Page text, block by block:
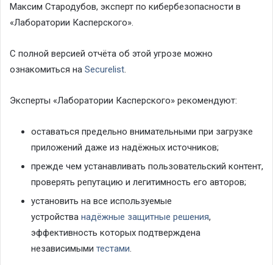
Максим Стародубов, эксперт по кибербезопасности в
«Лаборатории Касперского».
С полной версией отчёта об этой угрозе можно
ознакомиться на Securelist.
Эксперты «Лаборатории Касперского» рекомендуют:
оставаться предельно внимательными при загрузке
приложений даже из надёжных источников;
прежде чем устанавливать пользовательский контент,
проверять репутацию и легитимность его авторов;
установить на все используемые
устройства надёжные защитные решения,
эффективность которых подтверждена
независимыми тестами.